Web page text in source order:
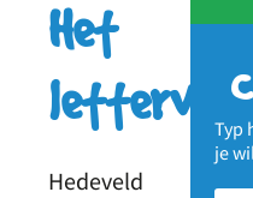
Typ
je
Het
letterveld
Hedeveld